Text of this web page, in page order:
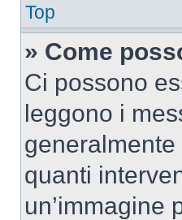
Top
» Come
Ci possono
leggono i
quanti
un’immagine